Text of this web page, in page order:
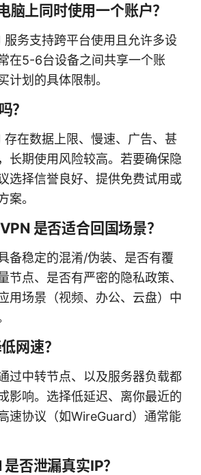
脑上同时使用一个账户？
服务支持跨平台使用且允许多设
在5-6台设备之间共享一个账
计划的具体限制。
？
存在数据上限、慢速、广告、甚
长期使用风险较高。若要确保隐
选择信誉良好、提供免费试用或
案。
是否适合回国场景？
备稳定的混淆/伪装、是否有覆
节点、是否有严密的隐私政策、
用场景（视频、办公、云盘）中
网速？
过中转节点、以及服务器负载都
影响。选择低延迟、离你最近的
速协议（如WireGuard）通常能
否泄漏真实IP？